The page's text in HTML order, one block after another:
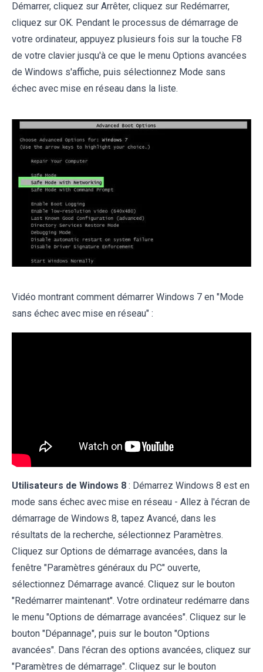
Démarrer, cliquez sur Arrêter, cliquez sur Redémarrer,
cliquez sur OK. Pendant le processus de démarrage de
votre ordinateur, appuyez plusieurs fois sur la touche F8
de votre clavier jusqu'à ce que le menu Options avancées
de Windows s'affiche, puis sélectionnez Mode sans
échec avec mise en réseau dans la liste.
Vidéo montrant comment démarrer Windows 7 en "Mode
sans échec avec mise en réseau" :
Utilisateurs de Windows 8 : Démarrez Windows 8 est en
mode sans échec avec mise en réseau - Allez à l'écran de
démarrage de Windows 8, tapez Avancé, dans les
résultats de la recherche, sélectionnez Paramètres.
Cliquez sur Options de démarrage avancées, dans la
fenêtre "Paramètres généraux du PC" ouverte,
sélectionnez Démarrage avancé. Cliquez sur le bouton
"Redémarrer maintenant". Votre ordinateur redémarre dans
le menu "Options de démarrage avancées". Cliquez sur le
bouton "Dépannage", puis sur le bouton "Options
avancées". Dans l'écran des options avancées, cliquez sur
"Paramètres de démarrage". Cliquez sur le bouton